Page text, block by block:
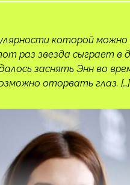
которой
раз звезда сыграет в
заснять Энн во
оторвать глаз. […]